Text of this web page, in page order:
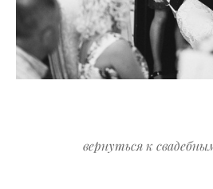
вернуться к